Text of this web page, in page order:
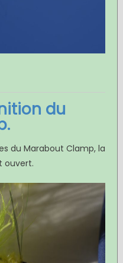
du
du Marabout Clamp, la
ouvert.